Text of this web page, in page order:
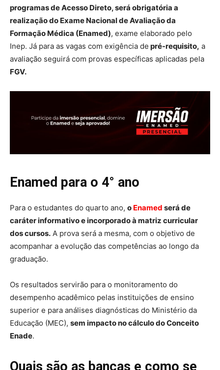
programas de Acesso Direto, será obrigatória a
realização do Exame Nacional de Avaliação da
Formação Médica (Enamed), exame elaborado pelo
Inep. Já para as vagas com exigência de pré-requisito, a
avaliação seguirá com provas específicas aplicadas pela
FGV.
Enamed para o 4° ano
Para o estudantes do quarto ano, o Enamed será de
caráter informativo e incorporado à matriz curricular
dos cursos. A prova será a mesma, com o objetivo de
acompanhar a evolução das competências ao longo da
graduação.
Os resultados servirão para o monitoramento do
desempenho acadêmico pelas instituições de ensino
superior e para análises diagnósticas do Ministério da
Educação (MEC), sem impacto no cálculo do Conceito
Enade.
Quais são as bancas e como se